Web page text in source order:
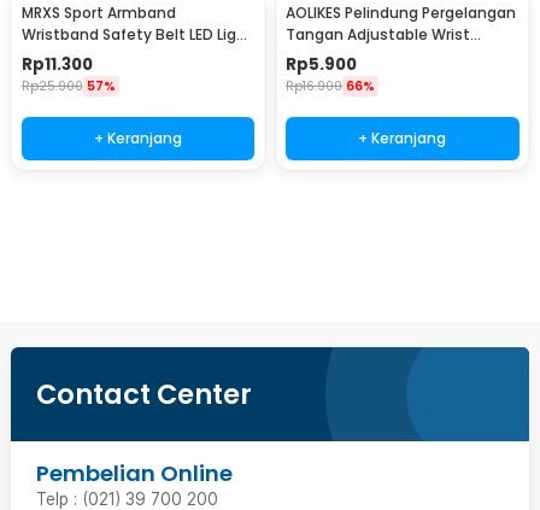
MRXS Sport Armband
Wristband Safety Belt LED Light
- MR-233
Rp11.300
Rp25.900 57%
+ Keranjang
AOLIKES Pelindung Pergelangan
Tangan Adjustable Wrist
Support Bandage - AO184
Rp5.900
Rp16.900 66%
+ Keranjang
Contact Center
Pembelian Online
Telp : (021) 39 700 200